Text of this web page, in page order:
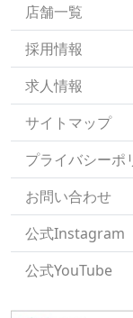
店舗一覧
採用情報
求人情報
サイトマップ
プライバシーポ
お問い合わせ
公式Instagram
公式YouTube